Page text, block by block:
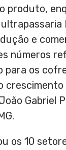
produto,
e
números
para os
crescimento
Gabriel
os 10